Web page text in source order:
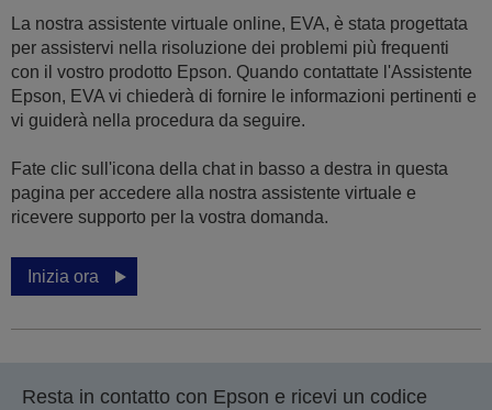
La nostra assistente virtuale online, EVA, è stata progettata
per assistervi nella risoluzione dei problemi più frequenti
con il vostro prodotto Epson. Quando contattate l'Assistente
Epson, EVA vi chiederà di fornire le informazioni pertinenti e
vi guiderà nella procedura da seguire.
Fate clic sull'icona della chat in basso a destra in questa
pagina per accedere alla nostra assistente virtuale e
ricevere supporto per la vostra domanda.
Inizia ora
Resta in contatto con Epson e ricevi un codice